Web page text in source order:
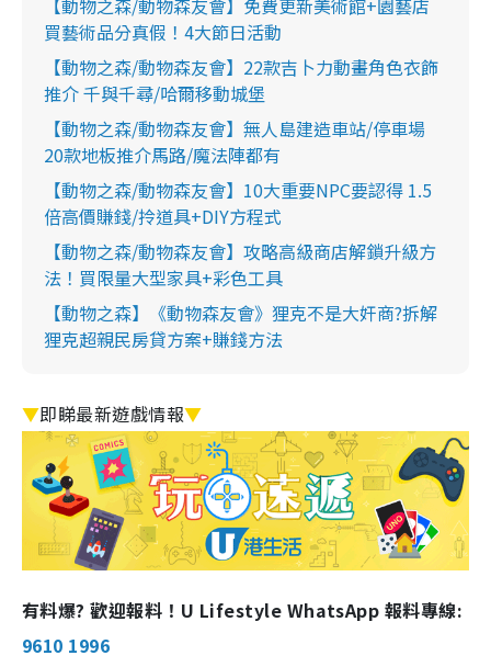
買藝術品分真假！4大節日活動
【動物之森/動物森友會】22款吉卜力動畫角色衣飾
推介 千與千尋/哈爾移動城堡
【動物之森/動物森友會】無人島建造車站/停車場
20款地板推介馬路/魔法陣都有
【動物之森/動物森友會】10大重要NPC要認得 1.5
倍高價賺錢/拎道具+DIY方程式
【動物之森/動物森友會】攻略高級商店解鎖升級方
法！買限量大型家具+彩色工具
【動物之森】《動物森友會》狸克不是大奸商?拆解
狸克超親民房貸方案+賺錢方法
▼即睇最新遊戲情報▼
有料爆? 歡迎報料！U Lifestyle WhatsApp 報料專線:
9610 1996